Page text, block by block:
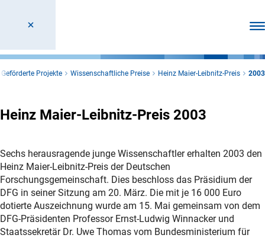
Geförderte Projekte Wissenschaftliche Preise Heinz Maier-Leibnitz-Preis 2003
Heinz Maier-Leibnitz-Preis 2003
Sechs herausragende junge Wissenschaftler erhalten 2003 den
Heinz Maier-Leibnitz-Preis der Deutschen
Forschungsgemeinschaft. Dies beschloss das Präsidium der
DFG in seiner Sitzung am 20. März. Die mit je 16 000 Euro
dotierte Auszeichnung wurde am 15. Mai gemeinsam von dem
DFG-Präsidenten Professor Ernst-Ludwig Winnacker und
Staatssekretär Dr. Uwe Thomas vom Bundesministerium für